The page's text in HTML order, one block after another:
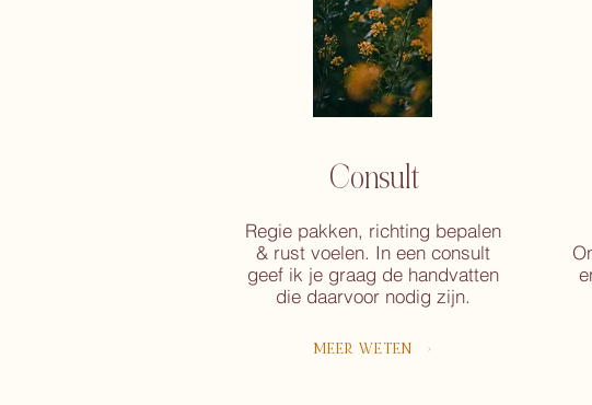
Consult
Regie pakken, richting bepalen
& rust voelen. In een consult
geef ik je graag de handvatten
die daarvoor nodig zijn.
MEER WETEN